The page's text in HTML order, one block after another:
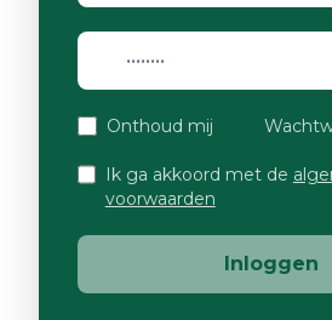
Onthoud mij
Ik ga akkoord met de
voorwaarden
Inloggen